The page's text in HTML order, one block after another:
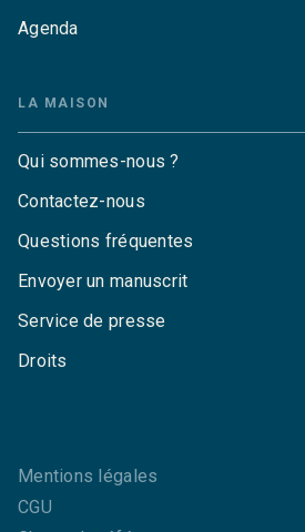
Agenda
LA MAISON
Qui sommes-nous ?
Contactez-nous
Questions fréquentes
Envoyer un manuscrit
Service de presse
Droits
Mentions légales
CGU